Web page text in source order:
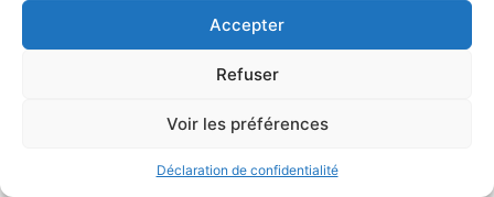
Accepter
Refuser
Voir les préférences
Déclaration de confidentialité
Mentions légales et politique de confidentialité